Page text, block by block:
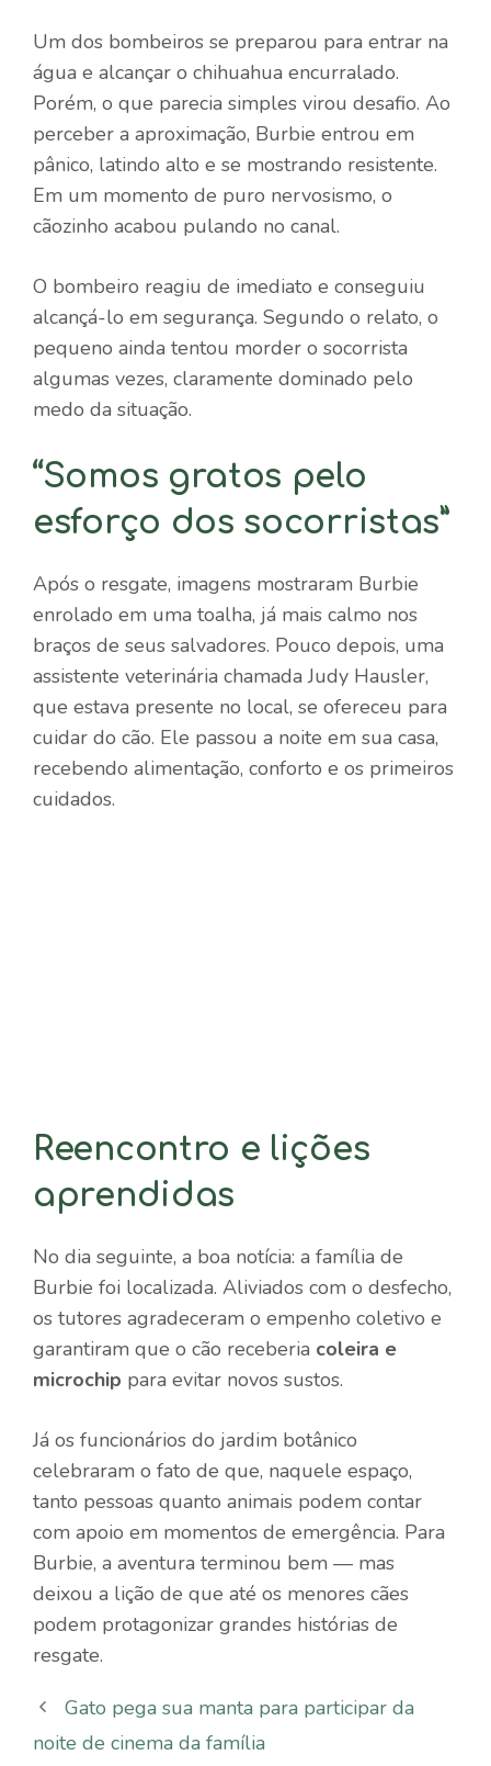
Um dos bombeiros se preparou para entrar na
água e alcançar o chihuahua encurralado.
Porém, o que parecia simples virou desafio. Ao
perceber a aproximação, Burbie entrou em
pânico, latindo alto e se mostrando resistente.
Em um momento de puro nervosismo, o
cãozinho acabou pulando no canal.
O bombeiro reagiu de imediato e conseguiu
alcançá-lo em segurança. Segundo o relato, o
pequeno ainda tentou morder o socorrista
algumas vezes, claramente dominado pelo
medo da situação.
“Somos gratos pelo
esforço dos socorristas”
Após o resgate, imagens mostraram Burbie
enrolado em uma toalha, já mais calmo nos
braços de seus salvadores. Pouco depois, uma
assistente veterinária chamada Judy Hausler,
que estava presente no local, se ofereceu para
cuidar do cão. Ele passou a noite em sua casa,
recebendo alimentação, conforto e os primeiros
cuidados.
Reencontro e lições
aprendidas
No dia seguinte, a boa notícia: a família de
Burbie foi localizada. Aliviados com o desfecho,
os tutores agradeceram o empenho coletivo e
garantiram que o cão receberia coleira e
microchip para evitar novos sustos.
Já os funcionários do jardim botânico
celebraram o fato de que, naquele espaço,
tanto pessoas quanto animais podem contar
com apoio em momentos de emergência. Para
Burbie, a aventura terminou bem — mas
deixou a lição de que até os menores cães
podem protagonizar grandes histórias de
resgate.
Gato pega sua manta para participar da
noite de cinema da família